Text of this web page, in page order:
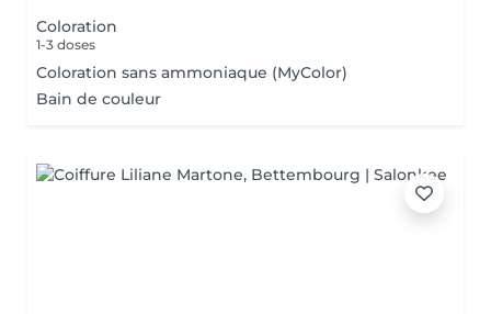
Coloration
1-3 doses
Coloration sans ammoniaque (MyColor)
Bain de couleur